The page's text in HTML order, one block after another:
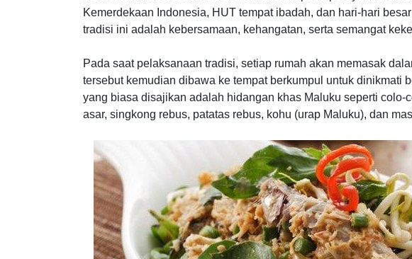
Kemerdekaan Indonesia, HUT tempat ibadah, dan hari-hari
tradisi ini adalah kebersamaan, kehangatan, serta semangat
Pada saat pelaksanaan tradisi, setiap rumah akan memasak
tersebut kemudian dibawa ke tempat berkumpul untuk dinikmati
yang biasa disajikan adalah hidangan khas Maluku seperti colo-
asar, singkong rebus, patatas rebus, kohu (urap Maluku), dan